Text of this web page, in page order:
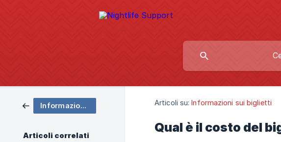
Informazioni sui biglietti
Articoli correlati
Articoli su: Informazioni sui biglietti
Qual è il costo del